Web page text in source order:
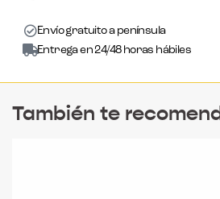
Envío gratuito a península
Entrega en 24/48 horas hábiles
También te